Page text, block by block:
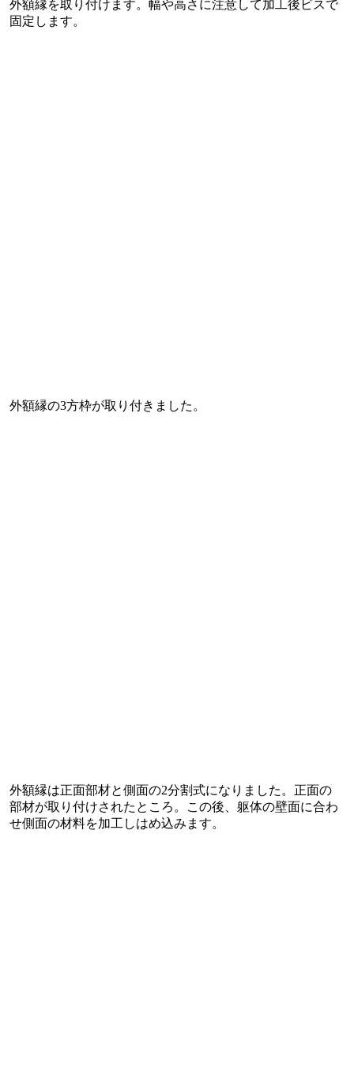
外額縁を取り付けます。幅や高さに注意して加工後ビスで
固定します。
外額縁の3方枠が取り付きました。
外額縁は正面部材と側面の2分割式になりました。正面の
部材が取り付けされたところ。この後、躯体の壁面に合わ
せ側面の材料を加工しはめ込みます。